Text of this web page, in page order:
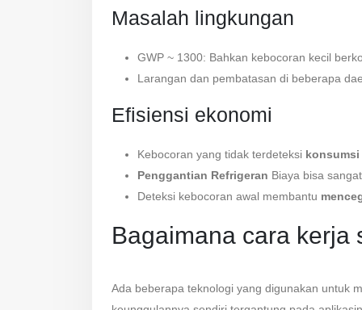
Masalah lingkungan
GWP ~ 1300: Bahkan kebocoran kecil
Larangan dan pembatasan di beberapa
Efisiensi ekonomi
Kebocoran yang tidak terdeteksi
Penggantian Refrigeran Biaya bisa
Deteksi kebocoran awal membantu
Bagaimana cara kerja
Ada beberapa teknologi yang digunakan untuk